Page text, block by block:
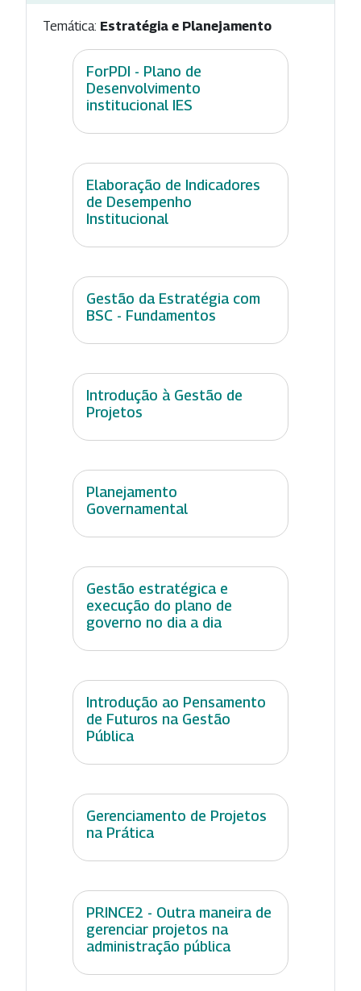
Temática: Estratégia e Planejamento
ForPDI - Plano de
Desenvolvimento
institucional IES
Elaboração de Indicadores
de Desempenho
Institucional
Gestão da Estratégia com
BSC - Fundamentos
Introdução à Gestão de
Projetos
Planejamento
Governamental
Gestão estratégica e
execução do plano de
governo no dia a dia
Introdução ao Pensamento
de Futuros na Gestão
Pública
Gerenciamento de Projetos
na Prática
PRINCE2 - Outra maneira de
gerenciar projetos na
administração pública